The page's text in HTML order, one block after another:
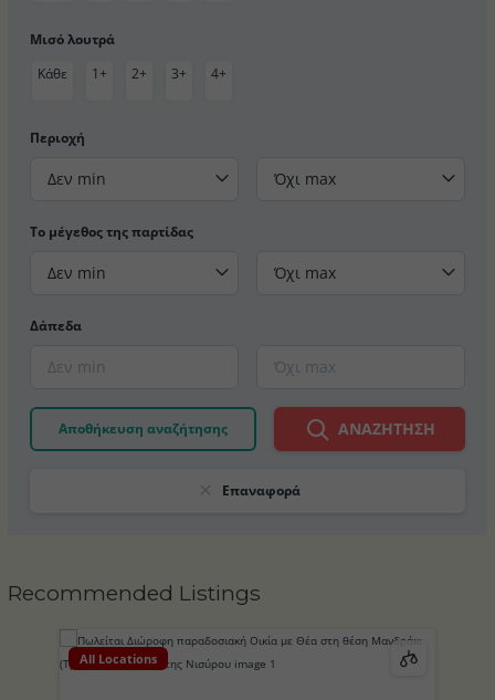
Μισό λουτρά
Κάθε
1+ 2+ 3+ 4+
Περιοχή
Δεν min Όχι max
Το μέγεθος της παρτίδας
Δεν min Όχι max
Δάπεδα
Αποθήκευση αναζήτησης ΑΝΑΖΉΤΗΣΗ
Επαναφορά
Recommended Listings
All Locations